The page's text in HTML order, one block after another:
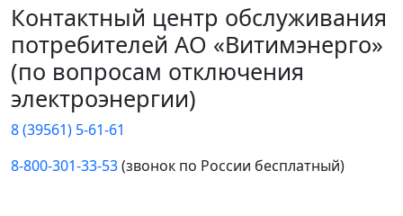
Контактный центр обслуживания
потребителей АО «Витимэнерго»
(по вопросам отключения
электроэнергии)
8 (39561) 5-61-61
8-800-301-33-53(звонок по России бесплатный)